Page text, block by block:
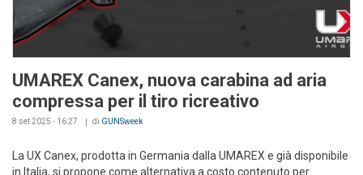
UMAREX Canex, nuova carabina ad aria
compressa per il tiro ricreativo
8 set 2025 - 16:27 di GUNSweek
La UX Canex, prodotta in Germania dalla UMAREX e già disponibile
in Italia, si propone come alternativa a costo contenuto per